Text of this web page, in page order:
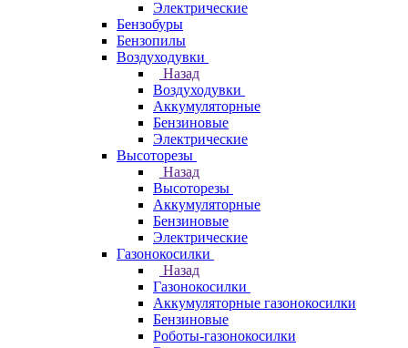
Электрические
Бензобуры
Бензопилы
Воздуходувки
Назад
Воздуходувки
Аккумуляторные
Бензиновые
Электрические
Высоторезы
Назад
Высоторезы
Аккумуляторные
Бензиновые
Электрические
Газонокосилки
Назад
Газонокосилки
Аккумуляторные газонокосилки
Бензиновые
Роботы-газонокосилки